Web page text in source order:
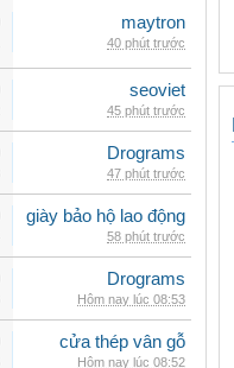
maytron
40 phút trước
seoviet
45 phút trước
Drograms
47 phút trước
giày bảo hộ lao động
58 phút trước
Drograms
Hôm nay lúc 08:53
cửa thép vân gỗ
Hôm nay lúc 08:52